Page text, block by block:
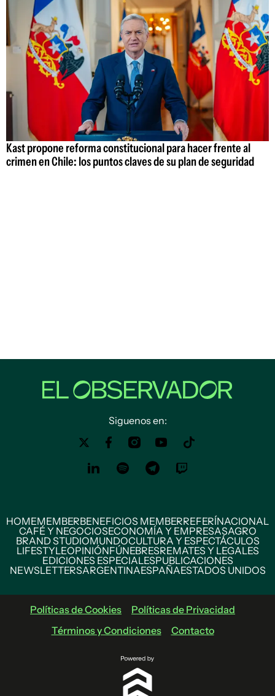
Kast propone reforma constitucional para hacer frente al
crimen en Chile: los puntos claves de su plan de seguridad
Siguenos en:
HOMEMEMBERBENEFICIOS MEMBERREFERÍNACIONAL
CAFÉ Y NEGOCIOSECONOMÍA Y EMPRESASAGRO
BRAND STUDIOMUNDOCULTURA Y ESPECTÁCULOS
LIFESTYLEOPINIÓNFÚNEBRESREMATES Y LEGALES
EDICIONES ESPECIALESPUBLICACIONES
NEWSLETTERSARGENTINAESPAÑAESTADOS UNIDOS
Políticas de Cookies
Políticas de Privacidad
Términos y Condiciones
Contacto